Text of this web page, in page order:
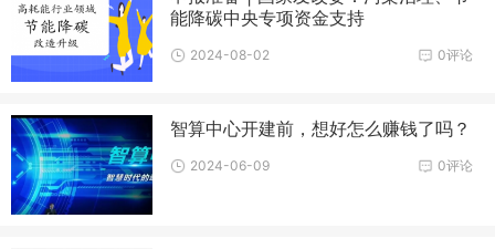
能降碳中央专项资金支持
0评论
2024-08-02
智算中心开建前，想好怎么赚钱了吗？
0评论
2024-06-09